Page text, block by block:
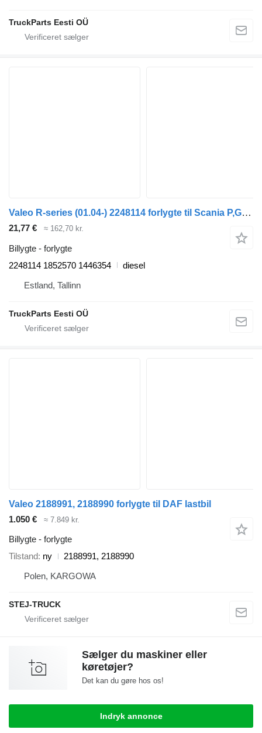
TruckParts Eesti OÜ
Valeo R-series (01.04-) 2248114 forlygte til Scania P,G,R,T-series (2004-2017) trækker
21,77 € ≈ 162,70 kr.
Billygte - forlygte
2248114 1852570 1446354
diesel
Estland, Tallinn
TruckParts Eesti OÜ
Valeo 2188991, 2188990 forlygte til DAF lastbil
1.050 €
≈ 7.849 kr.
Billygte - forlygte
Tilstand ny
2188991, 2188990
Polen, KARGOWA
STEJ-TRUCK
Sælger du maskiner eller
køretøjer?
Det kan du gøre hos os!
Indryk annonce